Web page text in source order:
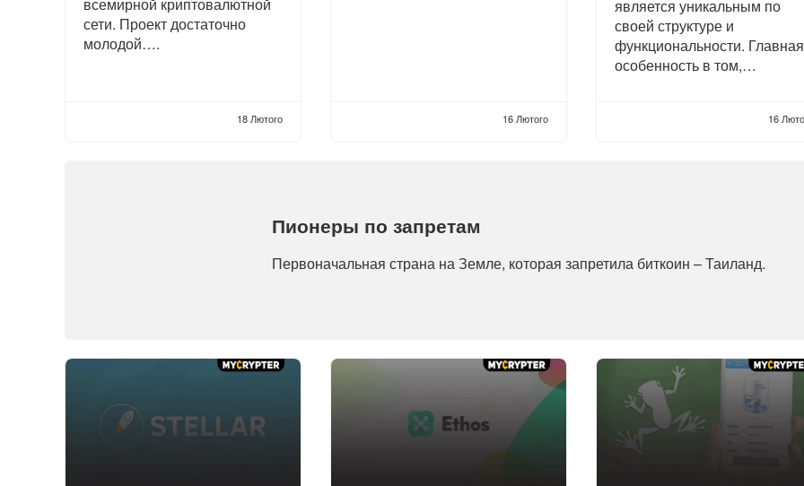
сети. Проект достаточно
молодой….
18 Лютого 16 Лютого
является уникальным по
своей структуре и
функциональности. Главная
особенность в том,…
16
Пионеры по запретам
Первоначальная страна на Земле, которая запретила биткоин – Таиланд.